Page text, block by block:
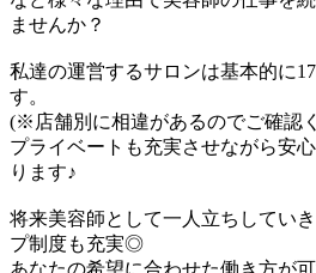
ませんか？
私達の運営するサロンは基本的に
す。
(※店舗別に相違があるのでご確認
プライベートも充実させながら安
ります♪
将来美容師として一人立ちしてい
プ制度も充実◎
あなたの希望に合わせた働き方が可